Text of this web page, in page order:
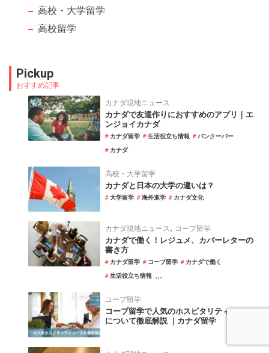
高校・大学留学
高校留学
Pickup
おすすめ記事
カナダ現地ニュース
カナダで友達作りにおすすめのアプリ｜エ
ンジョイカナダ
カナダ留学 生活役立ち情報
バンクーバー
カナダ
高校・大学留学
カナダと日本の大学の違いは？
大学留学 海外進学 カナダ文化
カナダ現地ニュース, コープ留学
カナダで働く！レジュメ、カバーレターの
書き方
カナダ留学 コープ留学
カナダで働く
生活役立ち情報 ...
コープ留学
コープ留学で人気のホスピタリティコース
について徹底解説 ｜カナダ留学